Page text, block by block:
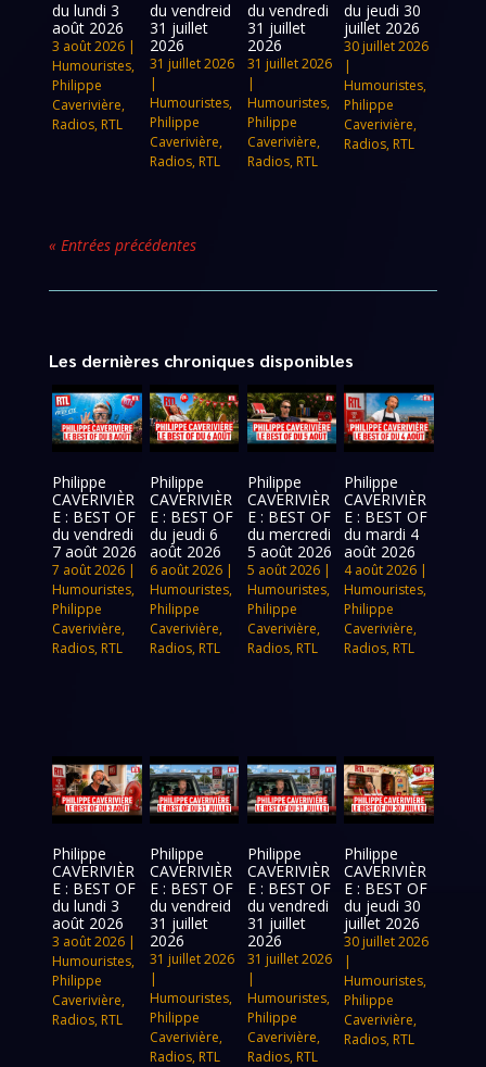
du lundi 3
août 2026
3 août 2026 |
Humouristes,
Philippe
Caverivière,
Radios, RTL
du vendreid
31 juillet
2026
31 juillet 2026
|
Humouristes,
Philippe
Caverivière,
Radios, RTL
du vendredi
31 juillet
2026
31 juillet 2026
|
Humouristes,
Philippe
Caverivière,
Radios, RTL
du jeudi 30
juillet 2026
30 juillet 2026
|
Humouristes,
Philippe
Caverivière,
Radios, RTL
« Entrées précédentes
Les dernières chroniques disponibles
Philippe
CAVERIVIÈR
E : BEST OF
du vendredi
7 août 2026
7 août 2026 |
Humouristes,
Philippe
Caverivière,
Radios, RTL
Philippe
CAVERIVIÈR
E : BEST OF
du jeudi 6
août 2026
6 août 2026|
Humouristes,
Philippe
Caverivière,
Radios, RTL
Philippe
CAVERIVIÈR
E : BEST OF
du mercredi
5 août 2026
5 août 2026|
Humouristes,
Philippe
Caverivière,
Radios, RTL
Philippe
CAVERIVIÈR
E : BEST OF
du mardi 4
août 2026
4 août 2026 |
Humouristes,
Philippe
Caverivière,
Radios, RTL
Philippe
CAVERIVIÈR
E : BEST OF
du lundi 3
août 2026
3 août 2026 |
Humouristes,
Philippe
Caverivière,
Radios, RTL
Philippe
CAVERIVIÈR
E : BEST OF
du vendreid
31 juillet
2026
31 juillet 2026
|
Humouristes,
Philippe
Caverivière,
Radios, RTL
Philippe
CAVERIVIÈR
E : BEST OF
du vendredi
31 juillet
2026
31 juillet 2026
|
Humouristes,
Philippe
Caverivière,
Radios, RTL
Philippe
CAVERIVIÈR
E : BEST OF
du jeudi 30
juillet 2026
30 juillet 2026
|
Humouristes,
Philippe
Caverivière,
Radios, RTL